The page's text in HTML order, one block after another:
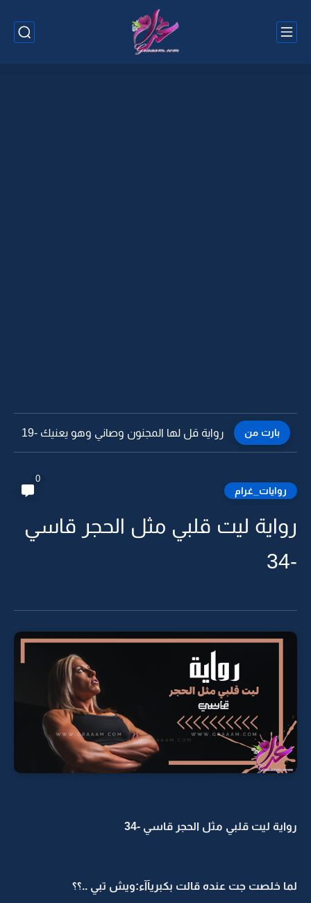
بارت من رواية قل لها المجنون وصاني وهو يعنيك -18
روايات_غرام
0
رواية ليت قلبي مثل الحجر قاسي
-34
رواية ليت قلبي مثل الحجر قاسي -34
لما خلصت جت عنده قالت بكبريآآء:ويش تبي ..؟؟